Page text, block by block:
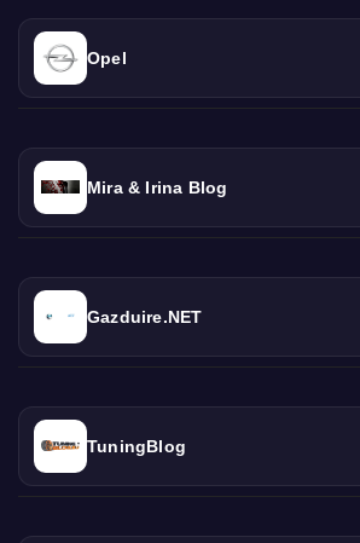
Opel
Mira & Irina Blog
Gazduire.NET
TuningBlog